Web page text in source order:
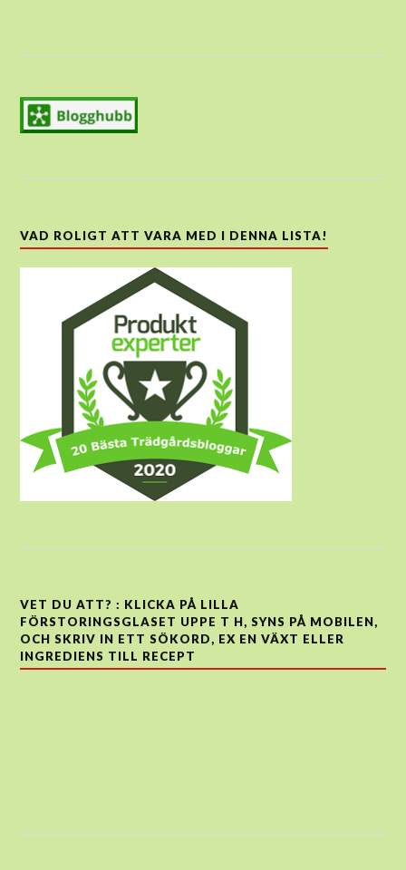
VAD ROLIGT ATT VARA MED I DENNA LISTA!
VET DU ATT? : KLICKA PÅ LILLA
FÖRSTORINGSGLASET UPPE T H, SYNS PÅ MOBILEN,
OCH SKRIV IN ETT SÖKORD, EX EN VÄXT ELLER
INGREDIENS TILL RECEPT